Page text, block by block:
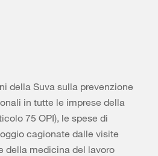
della Suva sulla prevenzione
in tutte le imprese della
75 OPI), le spese di
cagionate dalle visite
della medicina del lavoro